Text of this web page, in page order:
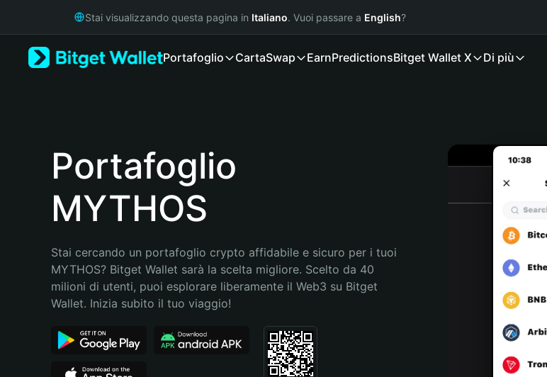
Русский
Português (Portugal)
Bahasa Indonesia
Português (Brasil)
Stai visualizzando questa pagina in Italiano. Vuoi passare a English?
Portafoglio CartaSwap EarnPredictionsBitget Wallet X Di più
Portafoglio
MYTHOS
Stai cercando un portafoglio crypto affidabile e sicuro per i tuoi
MYTHOS? Bitget Wallet sarà la scelta migliore. Scelto da 40
milioni di utenti, puoi esplorare liberamente il Web3 su Bitget
Wallet. Inizia subito il tuo viaggio!